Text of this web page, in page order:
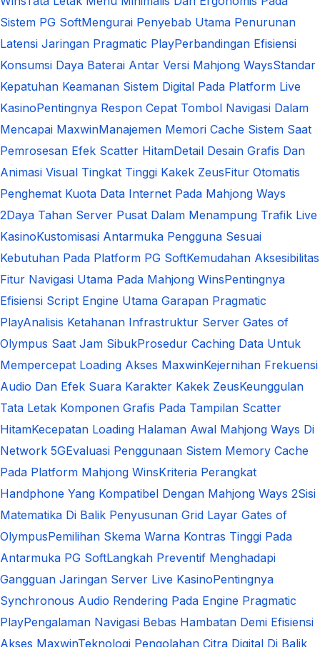
Sistem PG SoftMengurai Penyebab Utama Penurunan
Latensi Jaringan Pragmatic PlayPerbandingan Efisiensi
Konsumsi Daya Baterai Antar Versi Mahjong WaysStandar
Kepatuhan Keamanan Sistem Digital Pada Platform Live
KasinoPentingnya Respon Cepat Tombol Navigasi Dalam
Mencapai MaxwinManajemen Memori Cache Sistem Saat
Pemrosesan Efek Scatter HitamDetail Desain Grafis Dan
Animasi Visual Tingkat Tinggi Kakek ZeusFitur Otomatis
Penghemat Kuota Data Internet Pada Mahjong Ways
2Daya Tahan Server Pusat Dalam Menampung Trafik Live
KasinoKustomisasi Antarmuka Pengguna Sesuai
Kebutuhan Pada Platform PG SoftKemudahan Aksesibilitas
Fitur Navigasi Utama Pada Mahjong WinsPentingnya
Efisiensi Script Engine Utama Garapan Pragmatic
PlayAnalisis Ketahanan Infrastruktur Server Gates of
Olympus Saat Jam SibukProsedur Caching Data Untuk
Mempercepat Loading Akses MaxwinKejernihan Frekuensi
Audio Dan Efek Suara Karakter Kakek ZeusKeunggulan
Tata Letak Komponen Grafis Pada Tampilan Scatter
HitamKecepatan Loading Halaman Awal Mahjong Ways Di
Network 5GEvaluasi Penggunaan Sistem Memory Cache
Pada Platform Mahjong WinsKriteria Perangkat
Handphone Yang Kompatibel Dengan Mahjong Ways 2Sisi
Matematika Di Balik Penyusunan Grid Layar Gates of
OlympusPemilihan Skema Warna Kontras Tinggi Pada
Antarmuka PG SoftLangkah Preventif Menghadapi
Gangguan Jaringan Server Live KasinoPentingnya
Synchronous Audio Rendering Pada Engine Pragmatic
PlayPengalaman Navigasi Bebas Hambatan Demi Efisiensi
Akses MaxwinTeknologi Pengolahan Citra Digital Di Balik